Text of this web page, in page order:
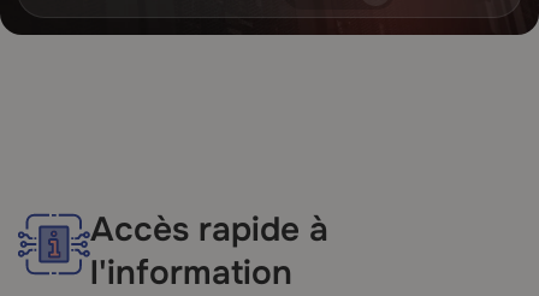
Accès rapide à
l'information